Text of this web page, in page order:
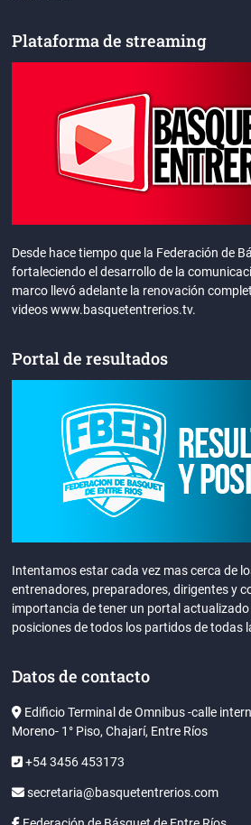
Plataforma de streaming
Desde hace tiempo que la Federación de
fortaleciendo el desarrollo de la
marco llevó adelante la renovación
videos www.basquetentrerios.tv.
Portal de resultados
Intentamos estar cada vez mas cerca de
entrenadores, preparadores, dirigentes y
importancia de tener un portal
posiciones de todos los partidos de todas
Datos de contacto
Edificio Terminal de Omnibus -calle
Moreno- 1° Piso, Chajarí, Entre Ríos
+54 3456 453173
secretaria@basquetentrerios.com